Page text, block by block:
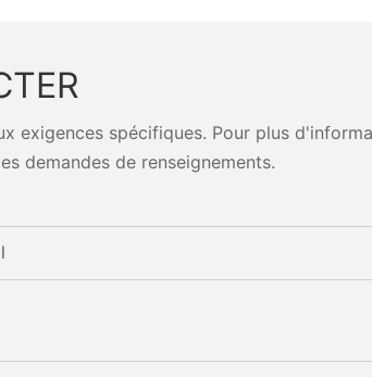
exigences spécifiques. Pour plus
demandes de renseignements.